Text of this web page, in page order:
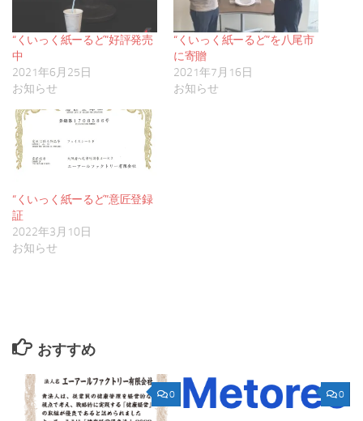
“くいっく紙ーるど”好評発売
中
2021年6月25日
お知らせ
“くいっく紙ーるど”を八尾市
に寄贈
2021年7月16日
お知らせ
“くいっく紙ーるど”意匠登録
証
2022年3月10日
お知らせ
おすすめ
0 0